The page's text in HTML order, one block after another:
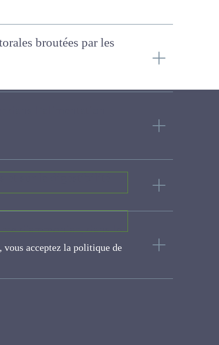
broutées par
et sur la digestibilité
d'ammoniac, dans
vous acceptez la politique